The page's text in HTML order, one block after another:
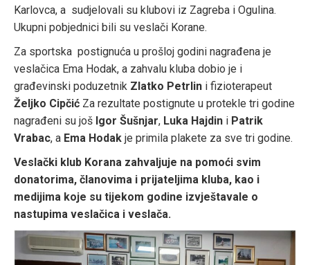
Karlovca, a sudjelovali su klubovi iz Zagreba i Ogulina.
Ukupni pobjednici bili su veslači Korane.
Za sportska postignuća u prošloj godini nagrađena je
veslačica Ema Hodak, a zahvalu kluba dobio je i
građevinski poduzetnik Zlatko Petrlin i fizioterapeut
Željko Cipčić Za rezultate postignute u protekle tri godine
nagrađeni su još Igor Šušnjar, Luka Hajdin i Patrik
Vrabac, a Ema Hodak je primila plakete za sve tri godine.
Veslački klub Korana zahvaljuje na pomoći svim
donatorima, članovima i prijateljima kluba, kao i
medijima koje su tijekom godine izvještavale o
nastupima veslačica i veslača.